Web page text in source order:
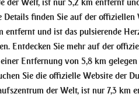
der Welt, ist nur 5,2 km entfernt
Details finden Sie auf deroffiziellen
entfernt und ist das pulsierende
Entdecken Sie mehr auf der
Entfernung von 5,8 km
Sie die offizielle Website der
der Welt, ist nur 7,3 km